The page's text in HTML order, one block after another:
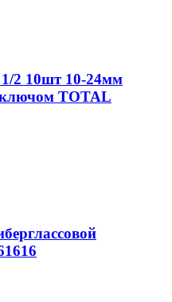
2 10шт 10-24мм
TOTAL